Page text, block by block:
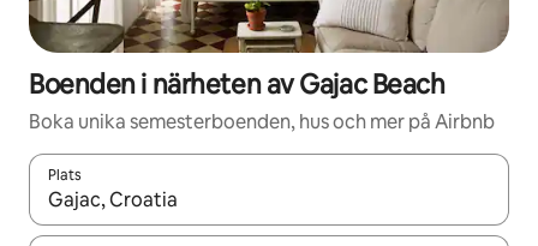
Boenden i närheten av Gajac Beach
Boka unika semesterboenden, hus och mer på Airbnb
Plats
När resultaten är tillgängliga kan du navigera med upp- och